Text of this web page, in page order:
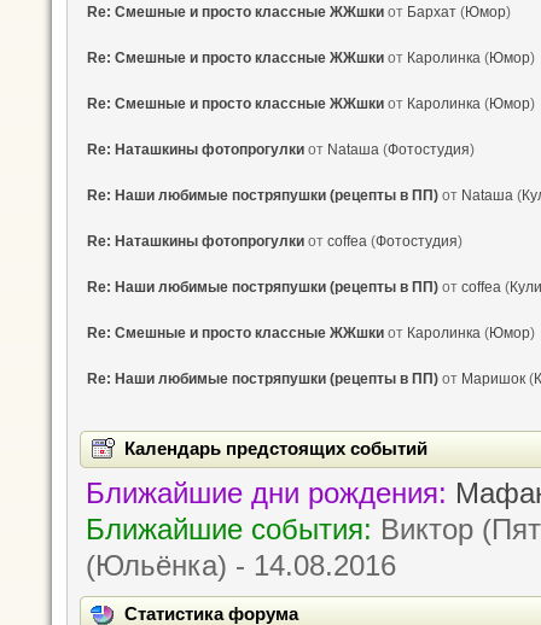
Re: Смешные и просто классные ЖЖшки от Бархат (Юмор)
Re: Смешные и просто классные ЖЖшки от Каролинка (Юмор)
Re: Смешные и просто классные ЖЖшки от Каролинка (Юмор)
Re: Наташкины фотопрогулки от Nataшa (Фотостудия)
Re: Наши любимые постряпушки (рецепты в ПП) от Nataшa (
Re: Наташкины фотопрогулки от coffea (Фотостудия)
Re: Наши любимые постряпушки (рецепты в ПП) от coffea (
Re: Смешные и просто классные ЖЖшки от Каролинка (Юмор)
Re: Наши любимые постряпушки (рецепты в ПП) от Маришок (
Календарь предстоящих событий
Ближайшие дни рождения:
Ближайшие события: Виктор
(Юльёнка) - 14.08.2016
Статистика форума